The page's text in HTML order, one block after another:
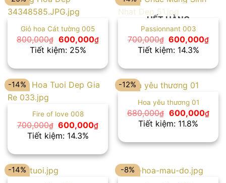
Giỏ hoa Cát tường 005
800,000₫ Giá
gốc
là:
600,000₫Giá
hiện
là:
600,000₫.
Tiết kiệm: 25%
HẾT HÀNG
Passionnant 003
700,000₫ Giá
gốc
là:
600,000₫Giá
là:
Tiết kiệm: 14.3%
-14%
Fire of love 008
700,000₫ Giá
gốc
là:
600,000₫Giá
600,000₫.
Tiết kiệm: 14.3%
-12%
Hoa yêu thương 01
680,000₫ Giá
gốc
là:
600,000₫Giá
hiện
Tiết kiệm: 11.8%
-14% -8%